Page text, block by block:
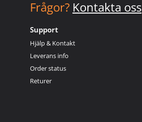
Frågor? Kontakta oss
Support
Hjälp & Kontakt
Leverans info
Order status
Returer